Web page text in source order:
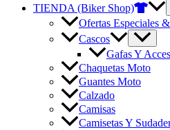
TIENDA (Biker Shop)
Ofertas Especiales
Cascos
Gafas Y
Chaquetas Moto
Guantes Moto
Calzado
Camisas
Camisetas Y